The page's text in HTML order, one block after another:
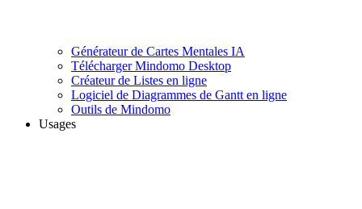
Générateur de Cartes Mentales IA
Télécharger Mindomo Desktop
Créateur de Listes en ligne
Logiciel de Diagrammes de Gantt en ligne
Outils de Mindomo
Usages